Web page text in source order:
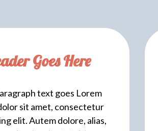
Goes Here
text goes Lorem
sit amet, consectetur
elit. Autem dolore, alias,